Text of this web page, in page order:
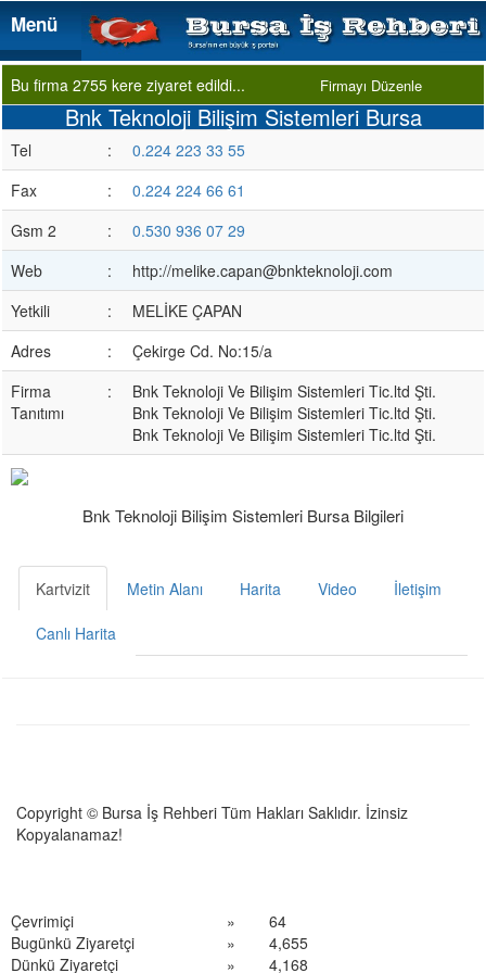
Menü
Menü
Bu firma 2755 kere ziyaret edildi... Firmayı Düzenle
Bnk Teknoloji Bilişim Sistemleri Bursa
Tel :
0.224 223 33 55
Fax
:
0.224 224 66 61
Gsm 2
:
0.530 936 07 29
Web
:
http://melike.capan@bnkteknoloji.com
Yetkili
:
MELİKE ÇAPAN
Adres
:
Çekirge Cd. No:15/a
Firma
Tanıtımı
:
Bnk Teknoloji Ve Bilişim Sistemleri Tic.ltd Şti.
Bnk Teknoloji Ve Bilişim Sistemleri Tic.ltd Şti.
Bnk Teknoloji Ve Bilişim Sistemleri Tic.ltd Şti.
Bnk Teknoloji Bilişim Sistemleri Bursa Bilgileri
Kartvizit Metin Alanı Harita Video İletişim
Canlı Harita
Copyright © Bursa İş Rehberi Tüm Hakları Saklıdır. İzinsiz
Kopyalanamaz!
Çevrimiçi »
64
Bugünkü Ziyaretçi
»
4,655
Dünkü Ziyaretçi
» 4,168